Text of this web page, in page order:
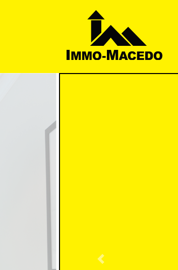
Previous